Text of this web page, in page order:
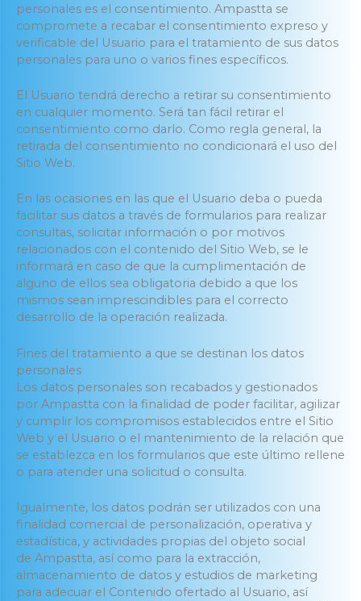
personales es el consentimiento. Ampastta se
compromete a recabar el consentimiento expreso y
verificable del Usuario para el tratamiento de sus datos
personales para uno o varios fines específicos.
El Usuario tendrá derecho a retirar su consentimiento
en cualquier momento. Será tan fácil retirar el
consentimiento como darlo. Como regla general, la
retirada del consentimiento no condicionará el uso del
Sitio Web.
En las ocasiones en las que el Usuario deba o pueda
facilitar sus datos a través de formularios para realizar
consultas, solicitar información o por motivos
relacionados con el contenido del Sitio Web, se le
informará en caso de que la cumplimentación de
alguno de ellos sea obligatoria debido a que los
mismos sean imprescindibles para el correcto
desarrollo de la operación realizada.
Fines del tratamiento a que se destinan los datos
personales
Los datos personales son recabados y gestionados
por Ampastta con la finalidad de poder facilitar, agilizar
y cumplir los compromisos establecidos entre el Sitio
Web y el Usuario o el mantenimiento de la relación que
se establezca en los formularios que este último rellene
o para atender una solicitud o consulta.
Igualmente, los datos podrán ser utilizados con una
finalidad comercial de personalización, operativa y
estadística, y actividades propias del objeto social
de Ampastta, así como para la extracción,
almacenamiento de datos y estudios de marketing
para adecuar el Contenido ofertado al Usuario, así